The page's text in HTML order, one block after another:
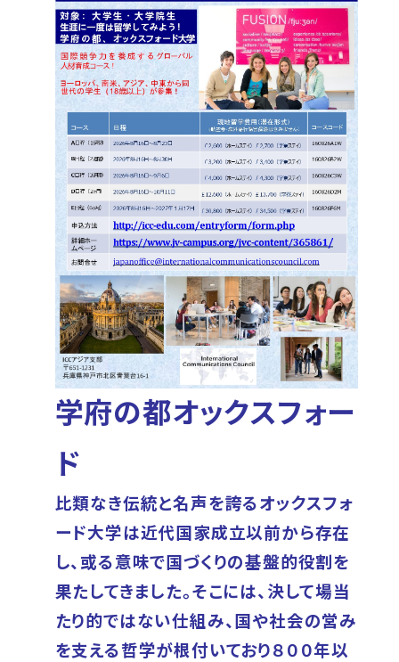
学府の都オックスフォー
ド
比類なき伝統と名声を誇るオックスフォ
ード大学は近代国家成立以前から存在
し、或る意味で国づくりの基盤的役割を
果たしてきました。そこには、決して場当
たり的ではない仕組み、国や社会の営み
を支える哲学が根付いており８００年以